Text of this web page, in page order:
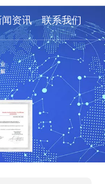
闻资讯 联系我们